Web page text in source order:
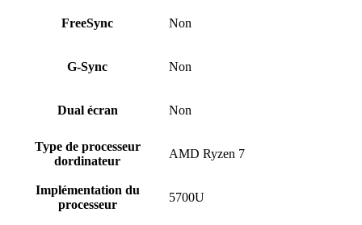
FreeSync Non
G-Sync Non
Dual écran Non
Type de processeur
dordinateur
AMD Ryzen 7
Implémentation du
processeur
5700U